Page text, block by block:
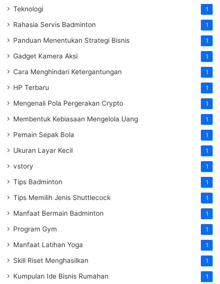
Teknologi 1
Rahasia Servis Badminton 1
Panduan Menentukan Strategi Bisnis 1
Gadget Kamera Aksi 1
Cara Menghindari Ketergantungan 1
HP Terbaru 1
Mengenali Pola Pergerakan Crypto 1
Membentuk Kebiasaan Mengelola Uang 1
Pemain Sepak Bola 1
Ukuran Layar Kecil 1
vstory 1
Tips Badminton 1
Tips Memilih Jenis Shuttlecock 1
Manfaat Bermain Badminton 1
Program Gym 1
Manfaat Latihan Yoga 1
Skill Riset Menghasilkan 1
Kumpulan Ide Bisnis Rumahan 1